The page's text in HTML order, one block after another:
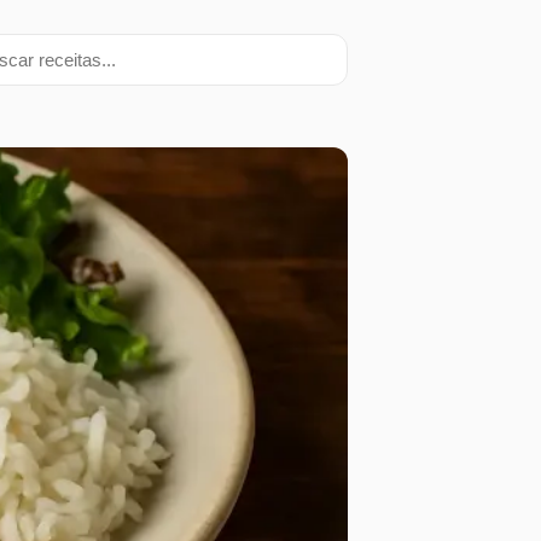
receitas